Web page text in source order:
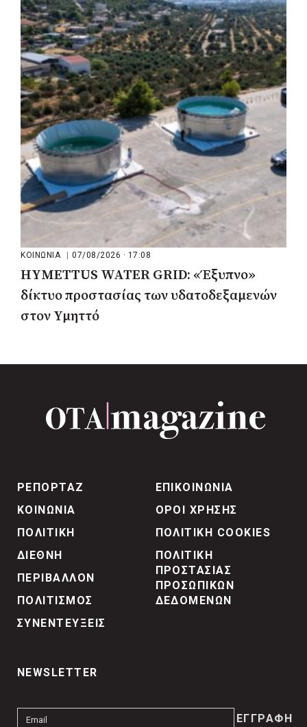
ΡΕΠΟΡΤΑΖ | 07/08/2026 · 17:27
Ο Δούκας για έργα, καθαριότητα και τη
μάχη των επόμενων εκλογών: «Η καλύτερη
μου να κατέβει ο Μπακογιάννης»
ΚΟΙΝΩΝΙΑ | 07/08/2026 · 17:08
HYMETTUS WATER GRID: «Έξυπνο»
δίκτυο προστασίας των υδατοδεξαμενών
στον Υμηττό
ΡΕΠΟΡΤΑΖ
ΚΟΙΝΩΝΙΑ
ΠΟΛΙΤΙΚΗ
ΔΙΕΘΝΗ
ΠΕΡΙΒΑΛΛΟΝ
ΠΟΛΙΤΙΣΜΟΣ
ΣΥΝΕΝΤΕΥΞΕΙΣ
ΕΠΙΚΟΙΝΩΝΙΑ
ΟΡΟΙ ΧΡΗΣΗΣ
ΠΟΛΙΤΙΚΗ COOKIES
ΠΟΛΙΤΙΚΗ
ΠΡΟΣΤΑΣΙΑΣ
ΠΡΟΣΩΠΙΚΩΝ
ΔΕΔΟΜΕΝΩΝ
NEWSLETTER